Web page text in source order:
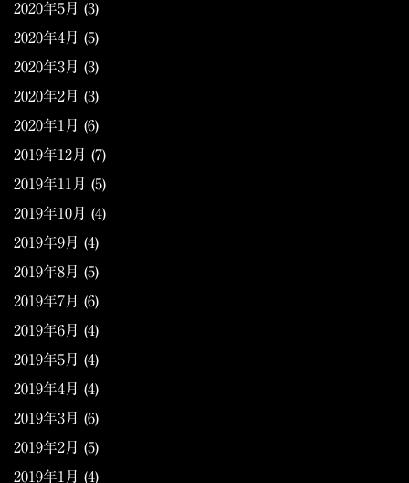
2020年5月 (3)
2020年4月 (5)
2020年3月 (3)
2020年2月 (3)
2020年1月 (6)
2019年12月 (7)
2019年11月 (5)
2019年10月 (4)
2019年9月 (4)
2019年8月 (5)
2019年7月 (6)
2019年6月 (4)
2019年5月 (4)
2019年4月 (4)
2019年3月 (6)
2019年2月 (5)
2019年1月 (4)